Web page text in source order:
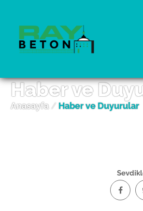
Haber ve
Anasayfa/ Haber ve Duyurular